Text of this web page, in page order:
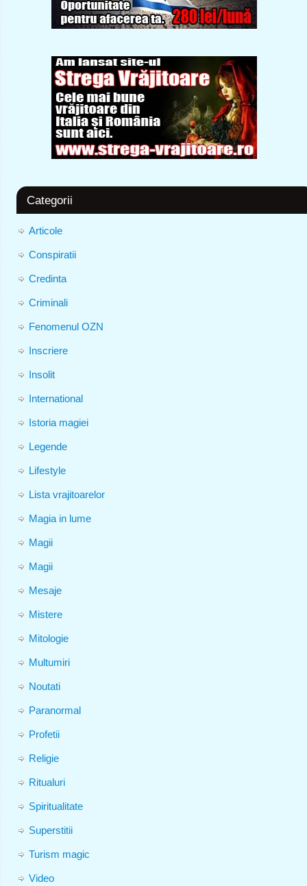
Categorii
Articole
Conspiratii
Credinta
Criminali
Fenomenul OZN
Inscriere
Insolit
International
Istoria magiei
Legende
Lifestyle
Lista vrajitoarelor
Magia in lume
Magii
Magii
Mesaje
Mistere
Mitologie
Multumiri
Noutati
Paranormal
Profetii
Religie
Ritualuri
Spiritualitate
Superstitii
Turism magic
Video